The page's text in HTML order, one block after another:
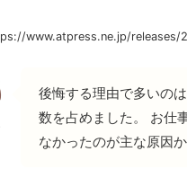
www.atpress.ne.jp/releases/
後悔する理由で多いの
数を占めました。 お仕
なかったのが主な原因か